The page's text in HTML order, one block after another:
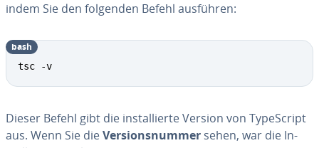
indem Sie den folgenden Befehl ausführen:
tsc -v
bash
Dieser Befehl gibt die in­stal­lier­te Version von Ty­pe­Script
aus. Wenn Sie dieVer­si­ons­num­mer sehen, war die In­